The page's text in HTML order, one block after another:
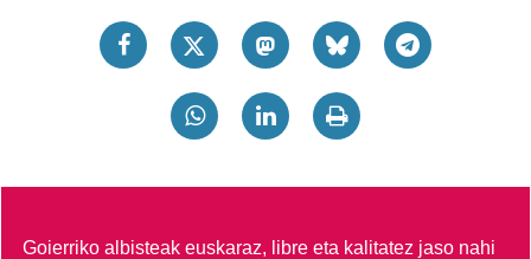
Goierriko albisteak euskaraz, libre eta kalitatez jaso nahi